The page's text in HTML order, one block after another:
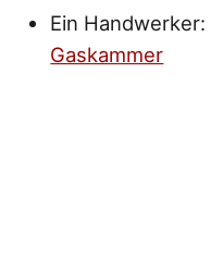
Ein Handwerker:
Gaskammer